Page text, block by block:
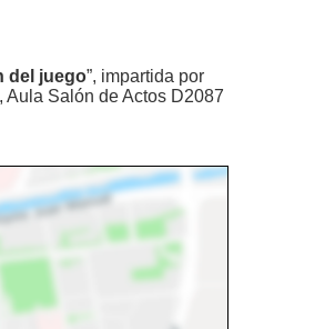
del juego”, impartida por
, Aula Salón de Actos D2087